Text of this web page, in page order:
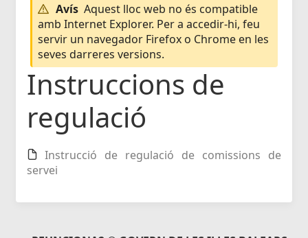
Avís Aquest lloc web no és compatible
amb Internet Explorer. Per a accedir-hi, feu
servir un navegador Firefox o Chrome en les
seves darreres versions.
Instruccions de
regulació
Instrucció de regulació de comissions de
servei